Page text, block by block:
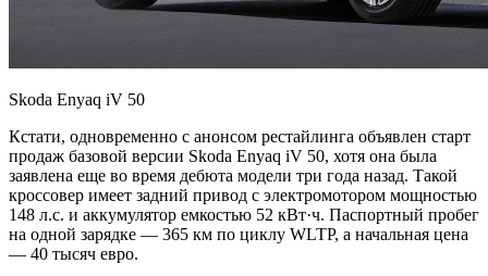
Skoda Enyaq iV 50
Кстати, одновременно с анонсом рестайлинга объявлен старт
продаж базовой версии Skoda Enyaq iV 50, хотя она была
заявлена еще во время дебюта модели три года назад. Такой
кроссовер имеет задний привод с электромотором мощностью
148 л.с. и аккумулятор емкостью 52 кВт·ч. Паспортный пробег
на одной зарядке — 365 км по циклу WLTP, а начальная цена
— 40 тысяч евро.